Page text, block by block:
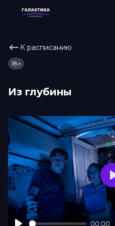
К расписанию
Из глубины
18+
00:00